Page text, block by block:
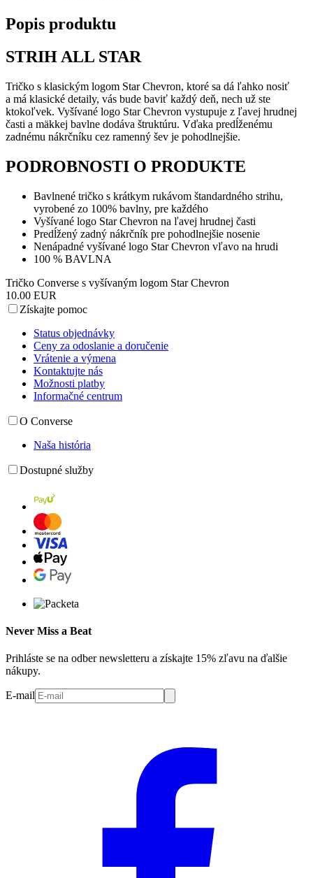
Popis produktu
STRIH ALL STAR
Tričko s klasickým logom Star Chevron, ktoré sa dá ľahko nosiť
a má klasické detaily, vás bude baviť každý deň, nech už ste
ktokoľvek. Vyšívané logo Star Chevron vystupuje z ľavej hrudnej
časti a mäkkej bavlne dodáva štruktúru. Vďaka predĺženému
zadnému nákrčníku cez ramenný šev je pohodlnejšie.
PODROBNOSTI O PRODUKTE
Bavlnené tričko s krátkym rukávom štandardného strihu,
vyrobené zo 100% bavlny, pre každého
Vyšívané logo Star Chevron na ľavej hrudnej časti
Predĺžený zadný nákrčník pre pohodlnejšie nosenie
Nenápadné vyšívané logo Star Chevron vľavo na hrudi
100 % BAVLNA
Tričko Converse s vyšívaným logom Star Chevron
10.00 EUR
Získajte pomoc
Status objednávky
Ceny za odoslanie a doručenie
Vrátenie a výmena
Kontaktujte nás
Možnosti platby
Informačné centrum
O Converse
Naša história
Dostupné služby
Never Miss a Beat
Prihláste se na odber newsletteru a získajte 15% zľavu na ďalšie
nákupy.
E-mail